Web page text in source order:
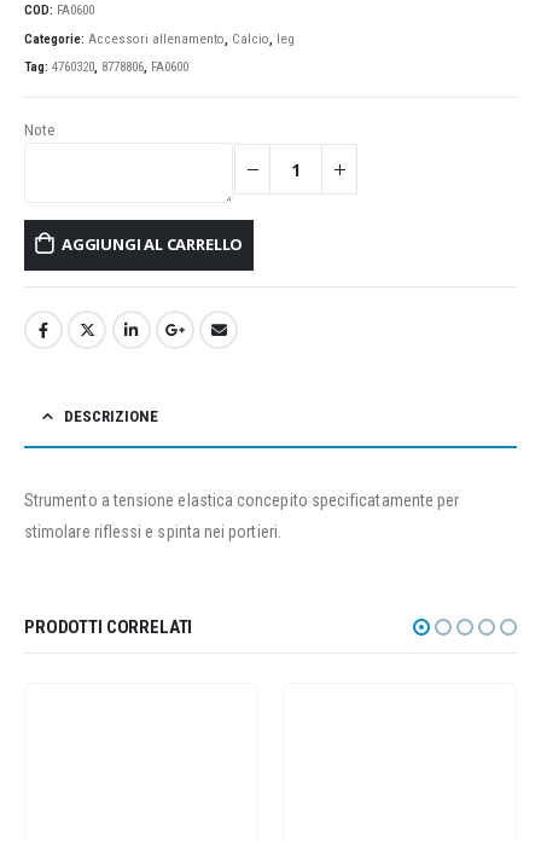
COD: FA0600
Categorie: Accessori allenamento, Calcio, leg
Tag: 4760320, 8778806, FA0600
Note
AGGIUNGI AL CARRELLO
DESCRIZIONE
Strumento a tensione elastica concepito specificatamente per
stimolare riflessi e spinta nei portieri.
PRODOTTI CORRELATI